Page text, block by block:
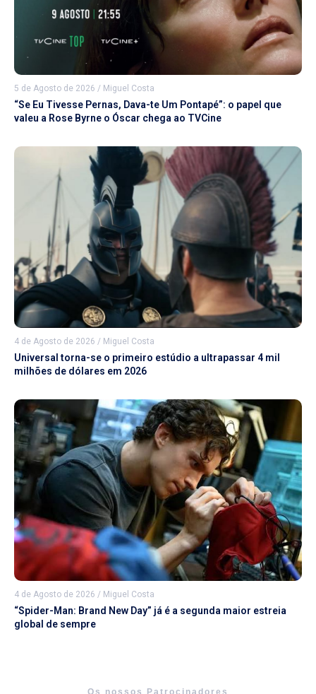
5 de Agosto de 2026 / Miguel Costa
“Se Eu Tivesse Pernas, Dava-te Um Pontapé”: o papel que
valeu a Rose Byrne o Óscar chega ao TVCine
4 de Agosto de 2026 / Miguel Costa
Universal torna-se o primeiro estúdio a ultrapassar 4 mil
milhões de dólares em 2026
4 de Agosto de 2026 / Miguel Costa
“Spider-Man: Brand New Day” já é a segunda maior estreia
global de sempre
Os nossos Patrocinadores